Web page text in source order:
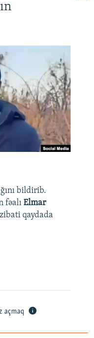
bildirib.
fəalı Elmar
qaydada
açmaq